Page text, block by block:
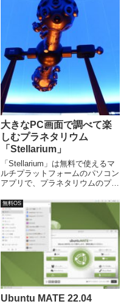
大きなPC画面で調べて楽
しむプラネタリウム
「Stellarium」
「Stellarium」は無料で使えるマ
ルチプラットフォームのパソコン
アプリで、プラネタリウムのプロ
アルな3Dの星空を表示すること
ができます。対応OS：
Linux/Unix、Windows 7 以上、
Mac OS X 10.10.0 以上
無料OS
Ubuntu MATE 22.04